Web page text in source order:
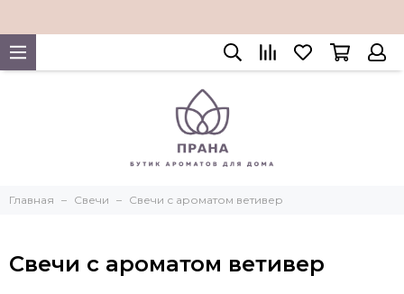
Главная Свечи Свечи с ароматом ветивер
Свечи с ароматом ветивер